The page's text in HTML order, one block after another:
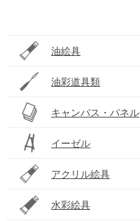
油絵具
油彩道具類
キャンバス・パネル
イーゼル
アクリル絵具
水彩絵具